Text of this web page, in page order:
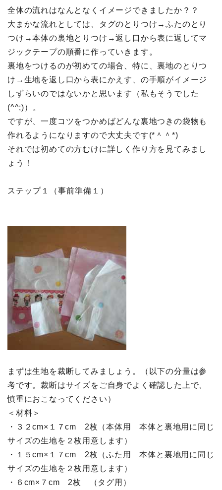
全体の流れはなんとなくイメージできましたか？？
大まかな流れとしては、タグのとりつけ→ふたのとり
つけ→本体の裏地とりつけ→返し口から表に返してマ
ジックテープの順番に作っていきます。
裏地をつけるのが初めての場合、特に、裏地のとりつ
け→生地を返し口から表にかえす、の手順がイメージ
しずらいのではないかと思います（私もそうでした
(^^;)）。
ですが、一度コツをつかめばどんな裏地つきの袋物も
作れるようになりますので大丈夫です(*＾＾*)
それでは初めての方むけに詳しく作り方を見てみまし
ょう！
ステップ１（事前準備１）
まずは生地を裁断してみましょう。（以下の分量は参
考です。裁断はサイズをご自身でよく確認した上で、
慎重におこなってください）
＜材料＞
・３２cm×１７cm 2枚（本体用 本体と裏地用に同じ
サイズの生地を２枚用意します）
・１５cm×１７cm 2枚（ふた用 本体と裏地用に同じ
サイズの生地を２枚用意します）
・６cm×７cm 2枚 （タグ用）